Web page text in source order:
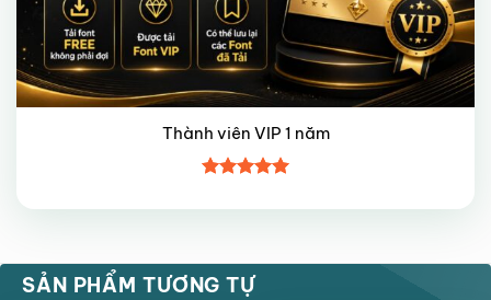
Thành viên VIP 1 năm
hạng55
SẢN PHẨM TƯƠNG TỰ
VIP